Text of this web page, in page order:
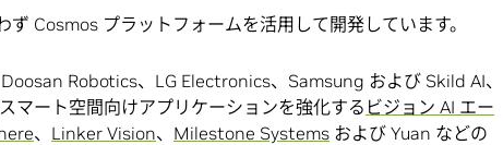
Cosmos プラットフォームを活用して開発しています。
Robotics、LG Electronics、Samsung および Skild AI、
マート空間向けアプリケーションを強化する ビジョン AI エー
、 Linker Vision、 Milestone Systems および Yuan などの